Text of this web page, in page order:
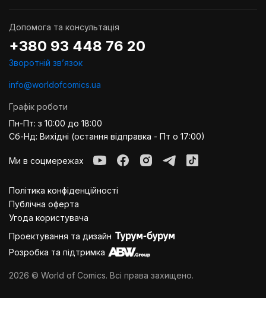
Допомога та консультація
+380 93 448 76 20
Зворотній звʼязок
info@worldofcomics.ua
Графік роботи
Пн-Пт: з 10:00 до 18:00
Сб-Нд: Вихідні (остання відправка - Пт о 17:00)
Ми в соцмережах
Політика конфіденційності
Публiчна оферта
Угода користувача
Проектування та дизайн
Розробка та підтримка
2026 © World of Comics. Всі права захищено.